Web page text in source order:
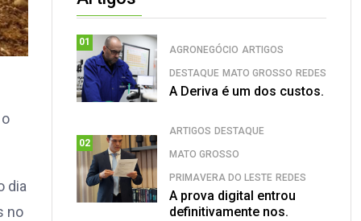
dia
no
01
AGRONEGÓCIO ARTIGOS
DESTAQUE MATO GROSSO REDES
A Deriva é um dos custos.
02
ARTIGOS DESTAQUE
MATO GROSSO
PRIMAVERA DO LESTE REDES
A prova digital entrou
definitivamente nos.